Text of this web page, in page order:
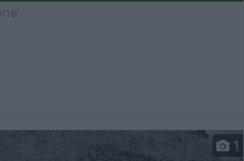
1